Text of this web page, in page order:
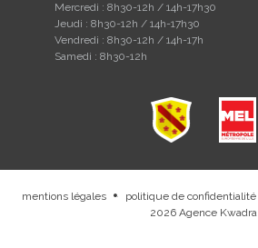
Mercredi : 8h30-12h / 14h-17h30
Jeudi : 8h30-12h / 14h-17h30
Vendredi : 8h30-12h / 14h-17h
Samedi : 8h30-12h
mentions légales . politique de confidentialité
2026 Agence Kwadra